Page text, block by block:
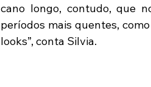
cano longo, contudo, que
períodos mais quentes,
looks”, conta Silvia.